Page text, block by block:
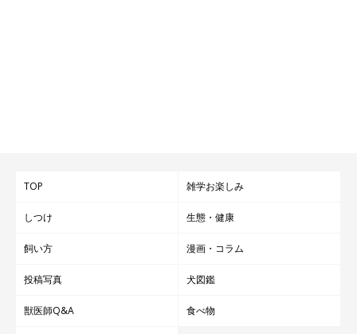
TOP 雑学お楽しみ
しつけ 生態・健康
飼い方 漫画・コラム
投稿写真 犬図鑑
獣医師Q&A 食べ物